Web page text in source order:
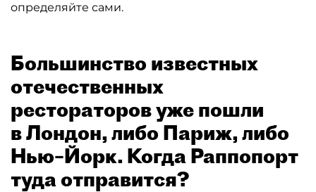
определяйте сами.
Большинство известных
отечественных
рестораторов уже пошли
в Лондон, либо Париж, либо
Нью–Йорк. Когда Раппопорт
туда отправится?